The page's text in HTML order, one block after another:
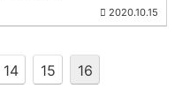
2020.10.15
14 15 16